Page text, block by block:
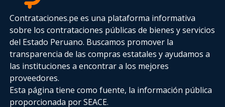
Contrataciones.pe es una plataforma informativa
sobre los contrataciones públicas de bienes y servicios
del Estado Peruano. Buscamos promover la
transparencia de las compras estatalesy ayudamos a
las instituciones a encontrar a los mejores
proveedores.
Esta página tiene como fuente, la información pública
proporcionada por SEACE.